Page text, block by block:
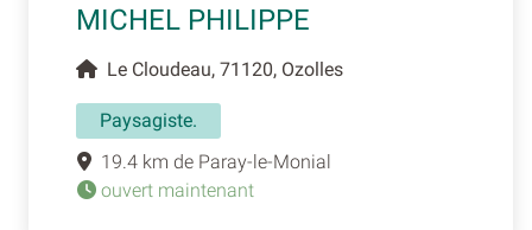
MICHEL PHILIPPE
Le Cloudeau, 71120, Ozolles
Paysagiste.
19.4 km de Paray-le-Monial
ouvert maintenant